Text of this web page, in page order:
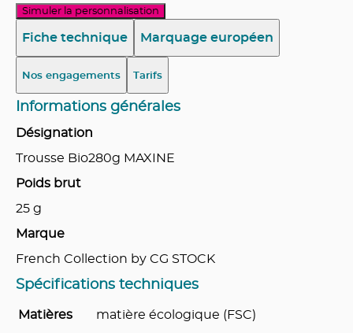
Simuler la personnalisation
Fiche technique Marquage européen
Nos engagements Tarifs
Informations générales
Désignation
Trousse Bio280g MAXINE
Poids brut
25 g
Marque
French Collection by CG STOCK
Spécifications techniques
Matières matière écologique (FSC)